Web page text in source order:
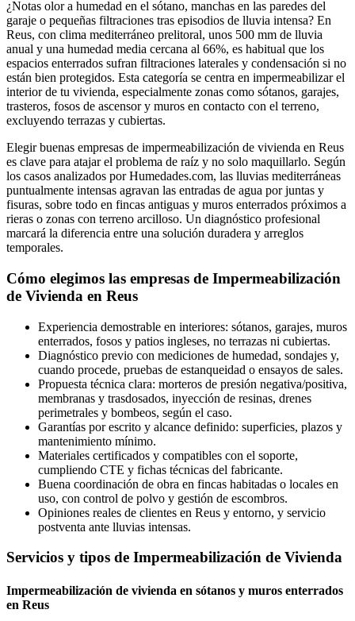
¿Notas olor a humedad en el sótano, manchas en las paredes del
garaje o pequeñas filtraciones tras episodios de lluvia intensa? En
Reus, con clima mediterráneo prelitoral, unos 500 mm de lluvia
anual y una humedad media cercana al 66%, es habitual que los
espacios enterrados sufran filtraciones laterales y condensación si no
están bien protegidos. Esta categoría se centra en impermeabilizar el
interior de tu vivienda, especialmente zonas como sótanos, garajes,
trasteros, fosos de ascensor y muros en contacto con el terreno,
excluyendo terrazas y cubiertas.
Elegir buenas empresas de impermeabilización de vivienda en Reus
es clave para atajar el problema de raíz y no solo maquillarlo. Según
los casos analizados por Humedades.com, las lluvias mediterráneas
puntualmente intensas agravan las entradas de agua por juntas y
fisuras, sobre todo en fincas antiguas y muros enterrados próximos a
rieras o zonas con terreno arcilloso. Un diagnóstico profesional
marcará la diferencia entre una solución duradera y arreglos
temporales.
Cómo elegimos las empresas de Impermeabilización
de Vivienda en Reus
Experiencia demostrable en interiores: sótanos, garajes, muros
enterrados, fosos y patios ingleses, no terrazas ni cubiertas.
Diagnóstico previo con mediciones de humedad, sondajes y,
cuando procede, pruebas de estanqueidad o ensayos de sales.
Propuesta técnica clara: morteros de presión negativa/positiva,
membranas y trasdosados, inyección de resinas, drenes
perimetrales y bombeos, según el caso.
Garantías por escrito y alcance definido: superficies, plazos y
mantenimiento mínimo.
Materiales certificados y compatibles con el soporte,
cumpliendo CTE y fichas técnicas del fabricante.
Buena coordinación de obra en fincas habitadas o locales en
uso, con control de polvo y gestión de escombros.
Opiniones reales de clientes en Reus y entorno, y servicio
postventa ante lluvias intensas.
Servicios y tipos de Impermeabilización de Vivienda
Impermeabilización de vivienda en sótanos y muros enterrados
en Reus